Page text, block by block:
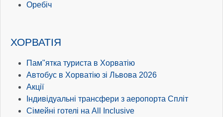
Оребіч
ХОРВАТІЯ
Пам"ятка туриста в Хорватію
Автобус в Хорватію зі Львова 2026
Акції
Індивідуальні трансфери з аеропорта Спліт
Сімейні готелі на All Inclusive